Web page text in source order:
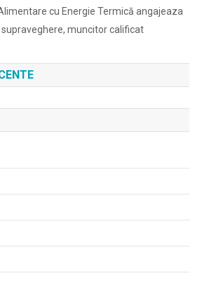
cu Energie Termică angajeaza
muncitor calificat